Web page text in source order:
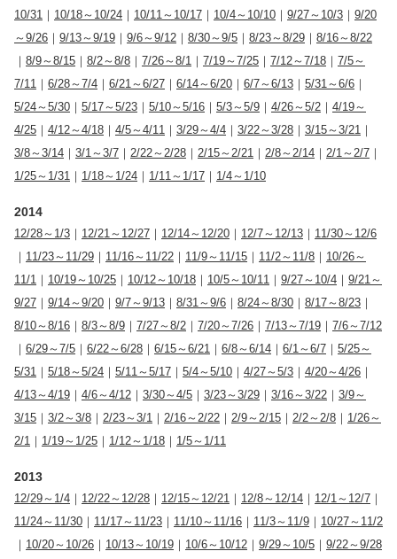
10/31 ｜ 10/18～10/24 ｜ 10/11～10/17 ｜ 10/4～10/10 ｜ 9/27～10/3 ｜ 9/20
～9/26 ｜ 9/13～9/19 ｜ 9/6～9/12 ｜ 8/30～9/5 ｜ 8/23～8/29 ｜ 8/16～8/22
｜ 8/9～8/15 ｜ 8/2～8/8 ｜ 7/26～8/1 ｜ 7/19～7/25 ｜ 7/12～7/18 ｜ 7/5～
7/11 ｜ 6/28～7/4 ｜ 6/21～6/27 ｜ 6/14～6/20 ｜ 6/7～6/13 ｜ 5/31～6/6 ｜
5/24～5/30 ｜ 5/17～5/23 ｜ 5/10～5/16 ｜ 5/3～5/9 ｜ 4/26～5/2 ｜ 4/19～
4/25 ｜ 4/12～4/18 ｜ 4/5～4/11 ｜ 3/29～4/4 ｜ 3/22～3/28 ｜ 3/15～3/21 ｜
3/8～3/14 ｜ 3/1～3/7 ｜ 2/22～2/28 ｜ 2/15～2/21 ｜ 2/8～2/14 ｜ 2/1～2/7 ｜
1/25～1/31 ｜ 1/18～1/24 ｜ 1/11～1/17 ｜ 1/4～1/10
2014
12/28～1/3 ｜ 12/21～12/27 ｜ 12/14～12/20 ｜ 12/7～12/13 ｜ 11/30～12/6
｜ 11/23～11/29 ｜ 11/16～11/22 ｜ 11/9～11/15 ｜ 11/2～11/8 ｜ 10/26～
11/1 ｜ 10/19～10/25 ｜ 10/12～10/18 ｜ 10/5～10/11 ｜ 9/27～10/4 ｜ 9/21～
9/27 ｜ 9/14～9/20 ｜ 9/7～9/13 ｜ 8/31～9/6 ｜ 8/24～8/30 ｜ 8/17～8/23 ｜
8/10～8/16 ｜ 8/3～8/9 ｜ 7/27～8/2 ｜ 7/20～7/26 ｜ 7/13～7/19 ｜ 7/6～7/12
｜ 6/29～7/5 ｜ 6/22～6/28 ｜ 6/15～6/21 ｜ 6/8～6/14 ｜ 6/1～6/7 ｜ 5/25～
5/31 ｜ 5/18～5/24 ｜ 5/11～5/17 ｜ 5/4～5/10 ｜ 4/27～5/3 ｜ 4/20～4/26 ｜
4/13～4/19 ｜ 4/6～4/12 ｜ 3/30～4/5 ｜ 3/23～3/29 ｜ 3/16～3/22 ｜ 3/9～
3/15 ｜ 3/2～3/8 ｜ 2/23～3/1 ｜ 2/16～2/22 ｜ 2/9～2/15 ｜ 2/2～2/8 ｜ 1/26～
2/1 ｜ 1/19～1/25 ｜ 1/12～1/18 ｜ 1/5～1/11
2013
12/29～1/4 ｜ 12/22～12/28 ｜ 12/15～12/21 ｜ 12/8～12/14 ｜ 12/1～12/7 ｜
11/24～11/30 ｜ 11/17～11/23 ｜ 11/10～11/16 ｜ 11/3～11/9 ｜ 10/27～11/2
｜ 10/20～10/26 ｜ 10/13～10/19 ｜ 10/6～10/12 ｜ 9/29～10/5 ｜ 9/22～9/28